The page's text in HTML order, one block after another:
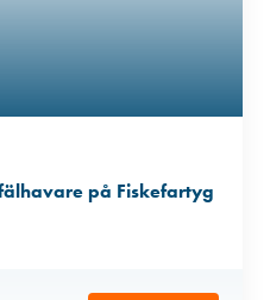
på Fiskefartyg